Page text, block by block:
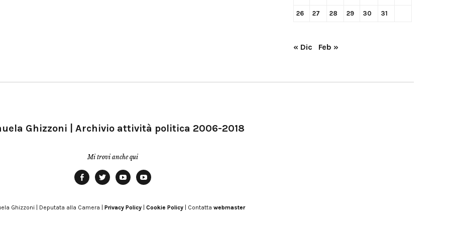
26 27 28 29 30 31
« Dic Feb »
Ghizzoni | Archivio attività politica 2006-2018
Mi trovi anche qui
Modena
Ghizzoni | Deputata alla Camera | Privacy Policy Cookie Policy | Contatta webmaster